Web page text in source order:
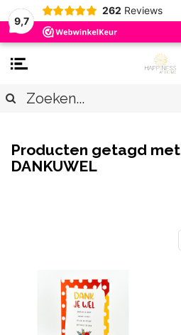
9,7
262 Reviews
Producten getagd met
DANKUWEL